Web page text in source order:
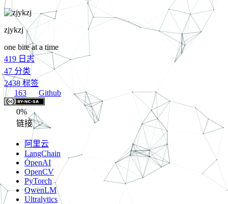
zjykzj
one bite at a time
419 日志
47 分类
2438 标签
163
Github
0%
链接
阿里云
LangChain
OpenAI
OpenCV
PyTorch
QwenLM
Ultralytics